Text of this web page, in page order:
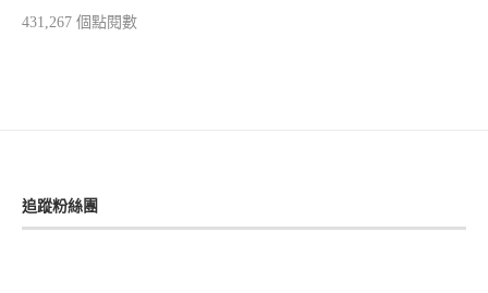
431,267 個點閱數
追蹤粉絲團